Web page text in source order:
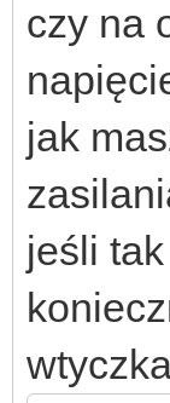
czy na
jak
jeśli